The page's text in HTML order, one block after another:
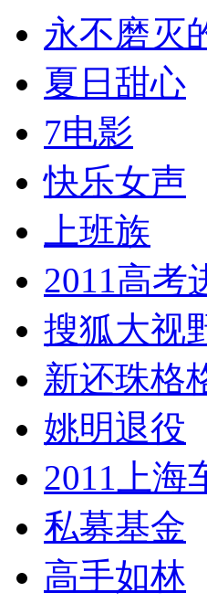
永不磨灭
夏日甜心
7电影
快乐女声
上班族
2011高考
搜狐大视
新还珠格
姚明退役
2011上海
私募基金
高手如林